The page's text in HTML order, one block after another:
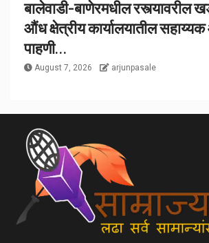
बालेवाडी-बाणेरमधील रस्त्यावरील
औंध क्षेत्रीय कार्यालयातील
पाहणी…
August 7, 2026 arjunpasale